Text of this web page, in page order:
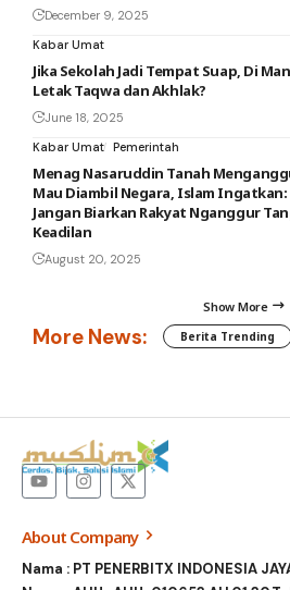
December 9, 2025
Kabar Umat
Jika Sekolah Jadi Tempat Suap, Di
Letak Taqwa dan Akhlak?
June 18, 2025
Kabar Umat Pemerintah
Menag Nasaruddin Tanah
Mau Diambil Negara, Islam Ingatkan:
Jangan Biarkan Rakyat Nganggur
Keadilan
August 20, 2025
Show More
More News: Berita Trending
About Company
Nama : PT PENERBITX INDONESIA